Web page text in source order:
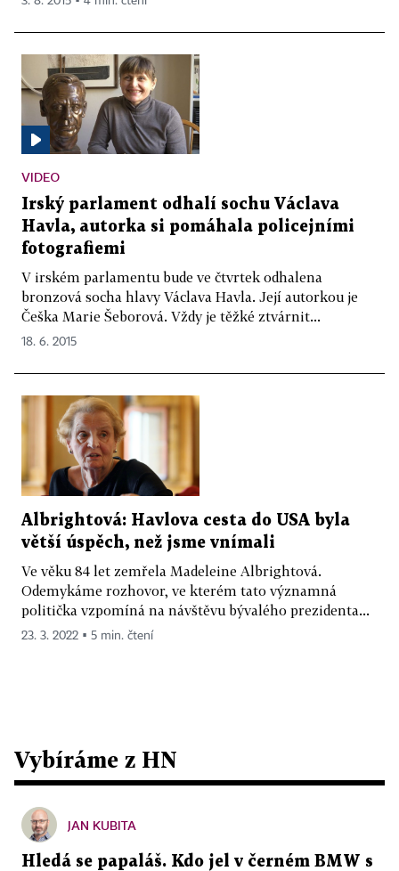
VIDEO
Irský parlament odhalí sochu Václava
Havla, autorka si pomáhala policejními
fotografiemi
V irském parlamentu bude ve čtvrtek odhalena
bronzová socha hlavy Václava Havla. Její autorkou je
Češka Marie Šeborová. Vždy je těžké ztvárnit...
18. 6. 2015
Albrightová: Havlova cesta do USA byla
větší úspěch, než jsme vnímali
Ve věku 84 let zemřela Madeleine Albrightová.
Odemykáme rozhovor, ve kterém tato významná
politička vzpomíná na návštěvu bývalého prezidenta...
23. 3. 2022 ▪ 5 min. čtení
Vybíráme z HN
JAN KUBITA
Hledá se papaláš. Kdo jel v černém BMW s